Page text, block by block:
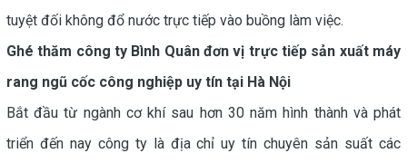
tuyệt đối không đổ nước trực tiếp vào buồng làm việc.
Ghé thăm công ty Bình Quân đơn vị trực tiếp sản xuất máy
rang ngũ cốc công nghiệp uy tín tại Hà Nội
Bắt đầu từ ngành cơ khí sau hơn 30 năm hình thành và phát
triển đến nay công ty là địa chỉ uy tín chuyên sản suất các